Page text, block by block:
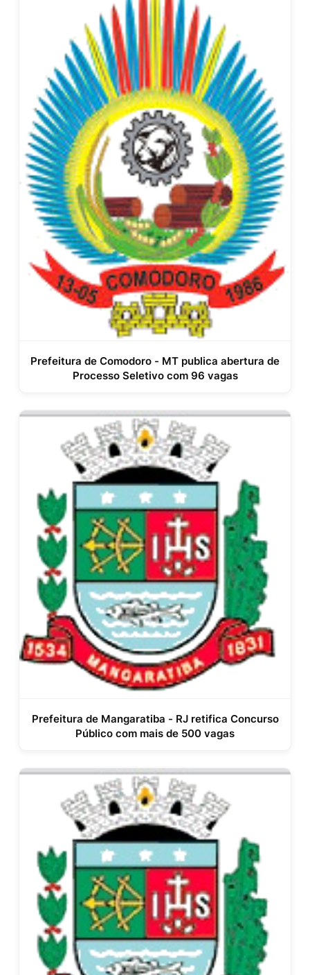
Prefeitura de Comodoro - MT publica abertura de
Processo Seletivo com 96 vagas
Prefeitura de Mangaratiba - RJ retifica Concurso
Público com mais de 500 vagas